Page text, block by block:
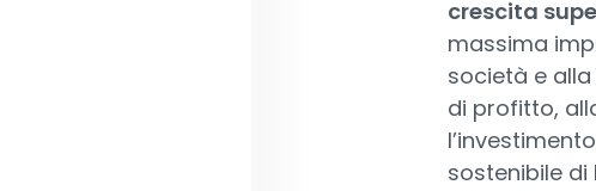
crescita
massima
società e
di profitto,
sostenibile di